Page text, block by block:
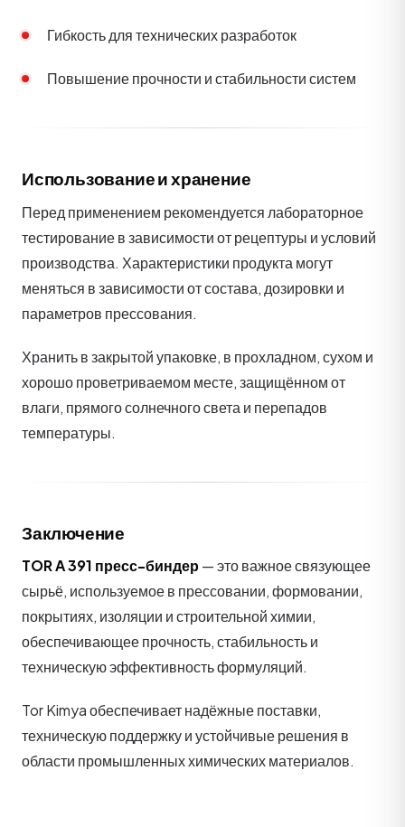
Гибкость для технических разработок
Повышение прочности и стабильности систем
Использование и хранение
Перед применением рекомендуется лабораторное
тестирование в зависимости от рецептуры и условий
производства. Характеристики продукта могут
меняться в зависимости от состава, дозировки и
параметров прессования.
Хранить в закрытой упаковке, в прохладном, сухом и
хорошо проветриваемом месте, защищённом от
влаги, прямого солнечного света и перепадов
температуры.
Заключение
TOR A 391 пресс-биндер— это важное связующее
сырьё, используемое в прессовании, формовании,
покрытиях, изоляции и строительной химии,
обеспечивающее прочность, стабильность и
техническую эффективность формуляций.
Tor Kimya обеспечивает надёжные поставки,
техническую поддержку и устойчивые решения в
области промышленных химических материалов.